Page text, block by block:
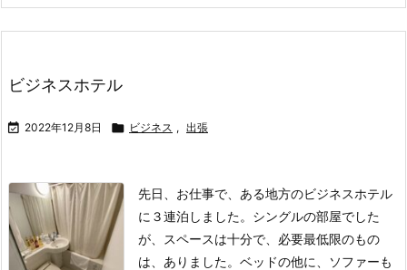
ビジネスホテル
 2022年12月8日  ビジネス , 出張
先日、お仕事で、ある地方のビジネスホテル
に３連泊しました。 シングルの部屋でした
が、スペースは十分で、必要最低限のもの
は、ありました。 ベッドの他に、ソファーも